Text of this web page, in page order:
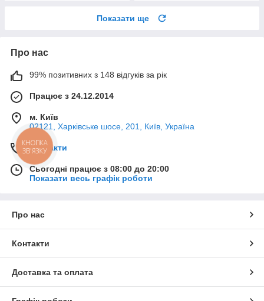
Показати ще
Про нас
99% позитивних з 148 відгуків за рік
Працює з 24.12.2014
м. Київ
02121, Харківське шосе, 201, Київ, Україна
Контакти
Сьогодні працює з 08:00 до 20:00
Показати весь графік роботи
Про нас
Контакти
Доставка та оплата
КНОПКА
ЗВ'ЯЗКУ